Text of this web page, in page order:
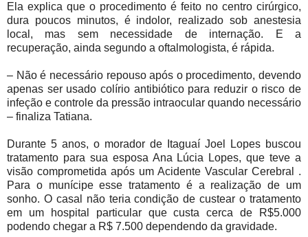
Ela explica que o procedimento é feito no centro cirúrgico,
dura poucos minutos, é indolor, realizado sob anestesia
local, mas sem necessidade de internação. E a
recuperação, ainda segundo a oftalmologista, é rápida.
– Não é necessário repouso após o procedimento, devendo
apenas ser usado colírio antibiótico para reduzir o risco de
infeção e controle da pressão intraocular quando necessário
– finaliza Tatiana.
Durante 5 anos, o morador de Itaguaí Joel Lopes buscou
tratamento para sua esposa Ana Lúcia Lopes, que teve a
visão comprometida após um Acidente Vascular Cerebral .
Para o munícipe esse tratamento é a realização de um
sonho. O casal não teria condição de custear o tratamento
em um hospital particular que custa cerca de R$5.000
podendo chegar a R$ 7.500 dependendo da gravidade.